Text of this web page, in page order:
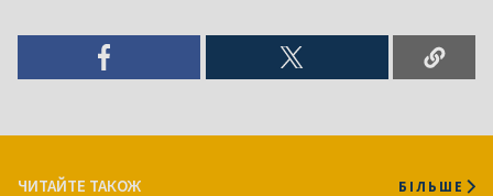
ЧИТАЙТЕ ТАКОЖ БІЛЬШЕ